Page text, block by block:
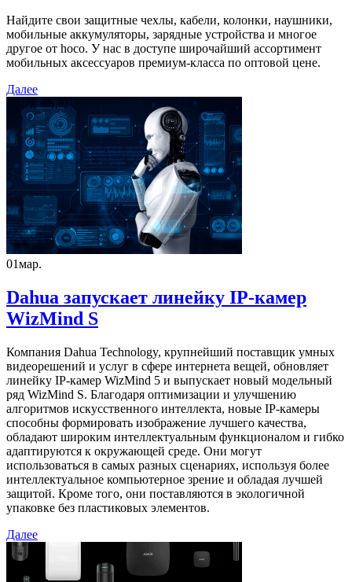
Найдите свои защитные чехлы, кабели, колонки, наушники,
мобильные аккумуляторы, зарядные устройства и многое
другое от hoco. У нас в доступе широчайший ассортимент
мобильных аксессуаров премиум-класса по оптовой цене.
Далее
01мар.
Dahua запускает линейку IP-камер
WizMind S
Компания Dahua Technology, крупнейший поставщик умных
видеорешений и услуг в сфере интернета вещей, обновляет
линейку IP-камер WizMind 5 и выпускает новый модельный
ряд WizMind S. Благодаря оптимизации и улучшению
алгоритмов искусственного интеллекта, новые IP-камеры
способны формировать изображение лучшего качества,
обладают широким интеллектуальным функционалом и гибко
адаптируются к окружающей среде. Они могут
использоваться в самых разных сценариях, используя более
интеллектуальное компьютерное зрение и обладая лучшей
защитой. Кроме того, они поставляются в экологичной
упаковке без пластиковых элементов.
Далее